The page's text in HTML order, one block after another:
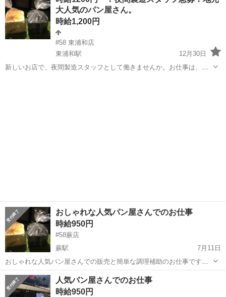
大人気のパン屋さん。
時給1,200円
#58 東浦和店
東浦和駅
12月30日
新しいお店で、夜間製造スタッフとして働きませんか。お仕事は、パ
おしゃれな人気パン屋さんでのお仕事
時給950円
#58蕨店
蕨駅
7月11日
おしゃれな人気パン屋さんでの販売と簡単な調理補助のお仕事です。
シフト制で週2回からでも大丈夫です^_^明るく楽しいパン屋さんで一
緒に楽しんじゃいましょう^_^
埼玉 蕨市 蕨駅 パン
人気パン屋さんでのお仕事
時給950円